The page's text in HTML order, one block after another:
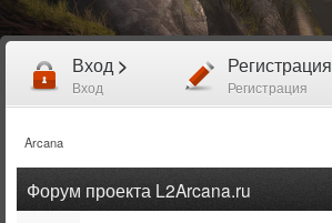
Вход >
Вход
Регистрация
Регистрация
Arcana
Форум проекта L2Arcana.ru